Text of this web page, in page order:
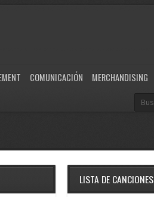
COMUNICACIÓN MERCHANDISING
LISTA DE CANCIONES